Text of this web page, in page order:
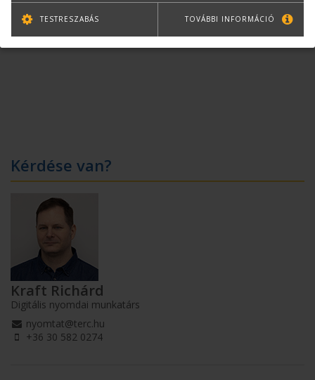
Kérdése van?
Kraft Richárd
Digitális nyomdai munkatárs
nyomtat@terc.hu
+36 30 582 0274
TESTRESZABÁS TOVÁBBI INFORMÁCIÓ